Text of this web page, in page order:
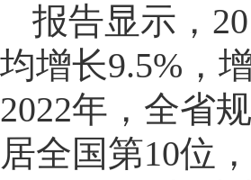
报告显示，
均增长9.5%，
2022年，全省
居全国第10位